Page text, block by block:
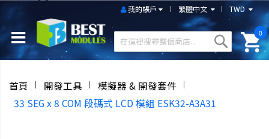
TWD
繁體中文
我的帳戶
0
首頁 開發工具
模擬器 & 開發套件
33 SEG x 8 COM 段碼式 LCD 模組 ESK32-A3A31